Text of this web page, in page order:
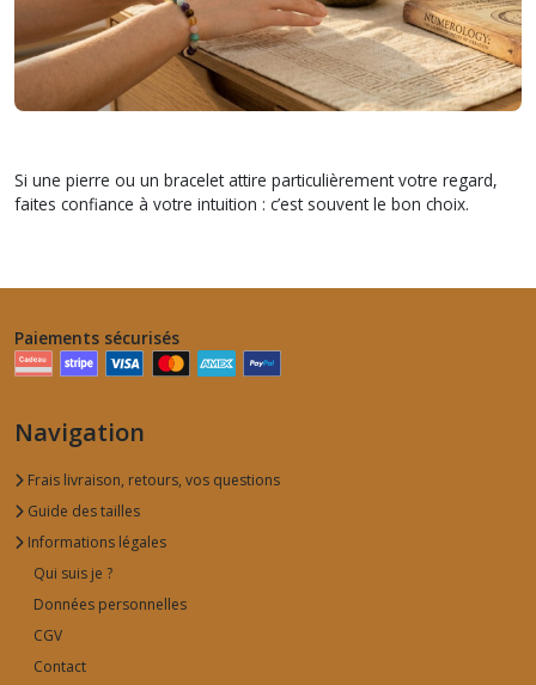
Si une pierre ou un bracelet attire particulièrement votre regard,
faites confiance à votre intuition : c’est souvent le bon choix.
Paiements sécurisés
Navigation
Frais livraison, retours, vos questions
Guide des tailles
Informations légales
Qui suis je ?
Données personnelles
CGV
Contact